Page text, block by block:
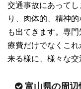
交通事故にあって
り、肉体的、精神
も出てきます。専
療費だけでなくこ
来る様に、様々な交
富山県の周辺